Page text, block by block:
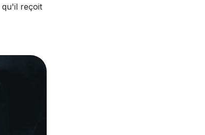
qu'il reçoit